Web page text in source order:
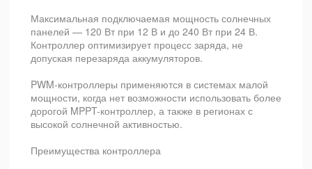
Максимальная подключаемая мощность солнечных
панелей — 120 Вт при 12 В и до 240 Вт при 24 В.
Контроллер оптимизирует процесс заряда, не
допуская перезаряда аккумуляторов.
PWM-контроллеры применяются в системах малой
мощности, когда нет возможности использовать более
дорогой MPPT-контроллер, а также в регионах с
высокой солнечной активностью.
Преимущества контроллера